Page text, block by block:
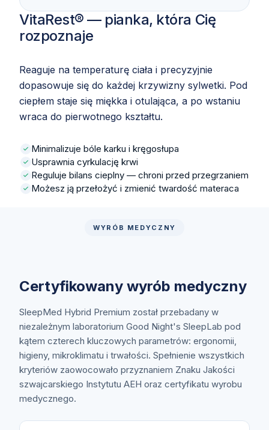
VitaRest® — pianka, która Cię
rozpoznaje
Reaguje na temperaturę ciała i precyzyjnie
dopasowuje się do każdej krzywizny sylwetki. Pod
ciepłem staje się miękka i otulająca, a po wstaniu
wraca do pierwotnego kształtu.
Minimalizuje bóle karku i kręgosłupa
Usprawnia cyrkulację krwi
Reguluje bilans cieplny — chroni przed przegrzaniem
Możesz ją przełożyć i zmienić twardość materaca
WYRÓB MEDYCZNY
Certyfikowany wyrób medyczny
SleepMed Hybrid Premium został przebadany w
niezależnym laboratorium Good Night's SleepLab pod
kątem czterech kluczowych parametrów: ergonomii,
higieny, mikroklimatu i trwałości. Spełnienie wszystkich
kryteriów zaowocowało przyznaniem Znaku Jakości
szwajcarskiego Instytutu AEH oraz certyfikatu wyrobu
medycznego.